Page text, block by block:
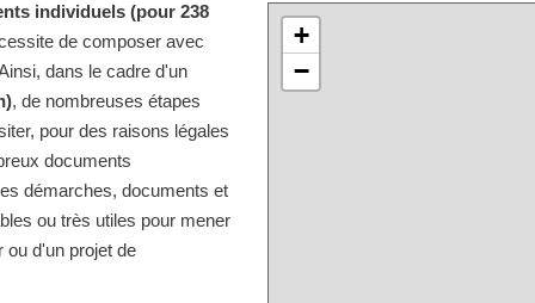
individuels (pour 238
de composer avec
dans le cadre d'un
, de nombreuses étapes
pour des raisons légales
documents
démarches, documents et
ou très utiles pour mener
ou d'un projet de
+
−